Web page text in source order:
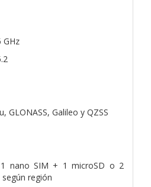
GHz
GLONASS, Galileo y QZSS
nano SIM + 1 microSD o 2
región